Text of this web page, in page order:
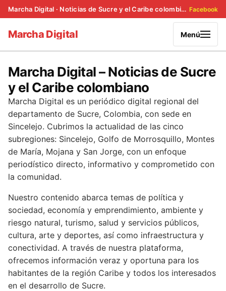
Marcha Digital · Noticias de Sucre y el Caribe colombiano Facebook
Marcha Digital Menú
Marcha Digital – Noticias de Sucre
y el Caribe colombiano
Marcha Digital es un periódico digital regional del
departamento de Sucre, Colombia, con sede en
Sincelejo. Cubrimos la actualidad de las cinco
subregiones: Sincelejo, Golfo de Morrosquillo, Montes
de María, Mojana y San Jorge, con un enfoque
periodístico directo, informativo y comprometido con
la comunidad.
Nuestro contenido abarca temas de política y
sociedad, economía y emprendimiento, ambiente y
riesgo natural, turismo, salud y servicios públicos,
cultura, arte y deportes, así como infraestructura y
conectividad. A través de nuestra plataforma,
ofrecemos información veraz y oportuna para los
habitantes de la región Caribe y todos los interesados
en el desarrollo de Sucre.